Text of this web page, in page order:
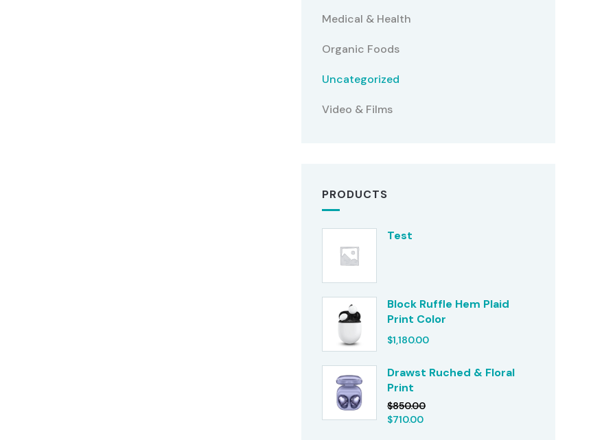
Medical & Health
Organic Foods
Uncategorized
Video & Films
PRODUCTS
Test
Block Ruffle Hem Plaid
Print Color
$1,180.00
Drawst Ruched & Floral
Print
$850.00
$710.00